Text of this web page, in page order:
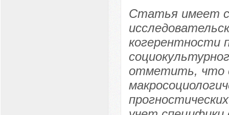
Статья имеет
когерентности
отметить, что